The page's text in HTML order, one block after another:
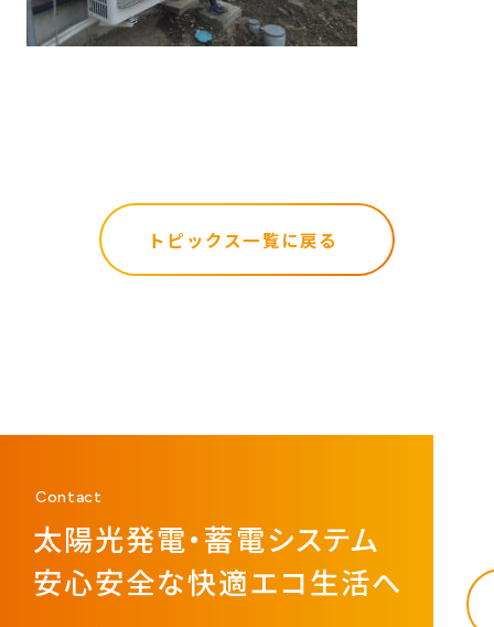
トピックス一覧に戻る
Contact
太陽光発電・蓄電システム
安心安全な快適エコ生活へ